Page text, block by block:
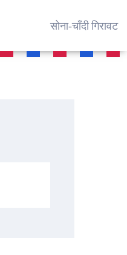
सोना‑चाँदी गिरावट